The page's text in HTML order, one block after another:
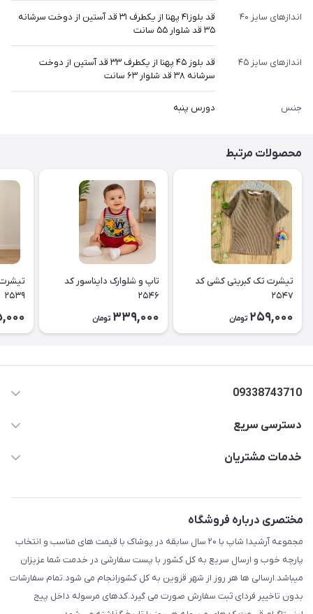
اندازهای سایز ۴۰
قد بلوز۴۱ پهنا از یکطرف ۳۱ قد آستین از دوخت سرشانه
۳۵ قد شلوار ۵۵ سانت
اندازهای سایز ۴۵
قد بلوز ۴۵ پهنا از یکطرف ۳۳ قد آستین از دوخت
سرشانه ۳۸ قد شلوار ۶۳ سانت
جنس دورس پنبه
محصولات مرتبط
تیشرت تک کبریتی کشی کد
۲۵۴۷
259,000 تومان
تاپ و شلوارک دایناسور کد
۲۵۴۶
339,000 تومان
۲۵۳۹
09338743710
دسترسی سریع
حساب کاربری
لیست محصولات
درباره ما
تماس با ما
خدمات مشتریان
مختصری درباره فروشگاه
مجموعه آرشیدا شاپ با ۲۰ سال سابقه در پوشاک با قیمت های مناسب و انتخاب
پارچه خوب و ارسال سریع به کل کشور با پست سفارشی در خدمت شما عزیزان
میباشد.ارسالی ها هر روز از شهر قزوین به کل کشورانجام می شود.تمام سفارشات
بدون تاخییر فردای ثبت سفارش صورت می گیرد.کدهای مرسوله داخل پیج